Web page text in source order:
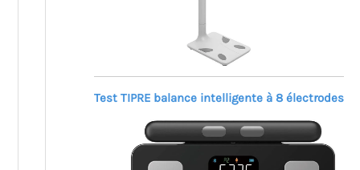
Test TIPRE balance intelligente à 8 électrodes